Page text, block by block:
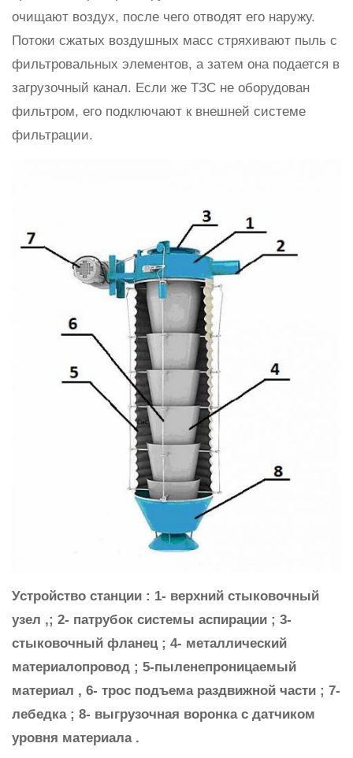
очищают воздух, после чего отводят его наружу.
Потоки сжатых воздушных масс стряхивают пыль с
фильтровальных элементов, а затем она подается в
загрузочный канал. Если же ТЗС не оборудован
фильтром, его подключают к внешней системе
фильтрации.
Устройство станции : 1- верхний стыковочный
узел ,; 2- патрубок системы аспирации ; 3-
стыковочный фланец ; 4- металлический
материалопровод ; 5-пыленепроницаемый
материал , 6- трос подъема раздвижной части ; 7-
лебедка ; 8- выгрузочная воронка с датчиком
уровня материала .